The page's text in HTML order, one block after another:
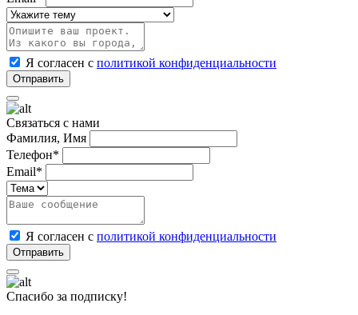
Я согласен с политикой конфиденциальности
Связаться с нами
Фамилия, Имя
Телефон*
Email*
Я согласен с политикой конфиденциальности
Спасибо за подписку!